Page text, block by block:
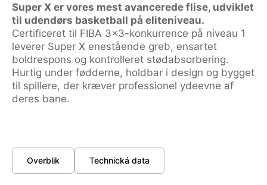
Super X er vores mest avancerede flise, udviklet
til udendørs basketball på eliteniveau.
Certificeret til FIBA 3×3-konkurrence på niveau 1
leverer Super X enestående greb, ensartet
boldrespons og kontrolleret stødabsorbering.
Hurtig under fødderne, holdbar i design og bygget
til spillere, der kræver professionel ydeevne af
deres bane.
Overblik Technická data